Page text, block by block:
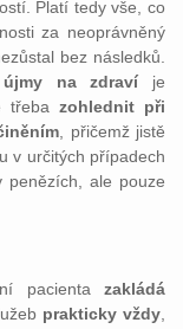
Platí tedy vše, co
za neoprávněný
bez následků.
na zdraví je
třeba zohlednit při
, přičemž jistě
v určitých případech
penězích, ale pouze
pacienta zakládá
prakticky vždy